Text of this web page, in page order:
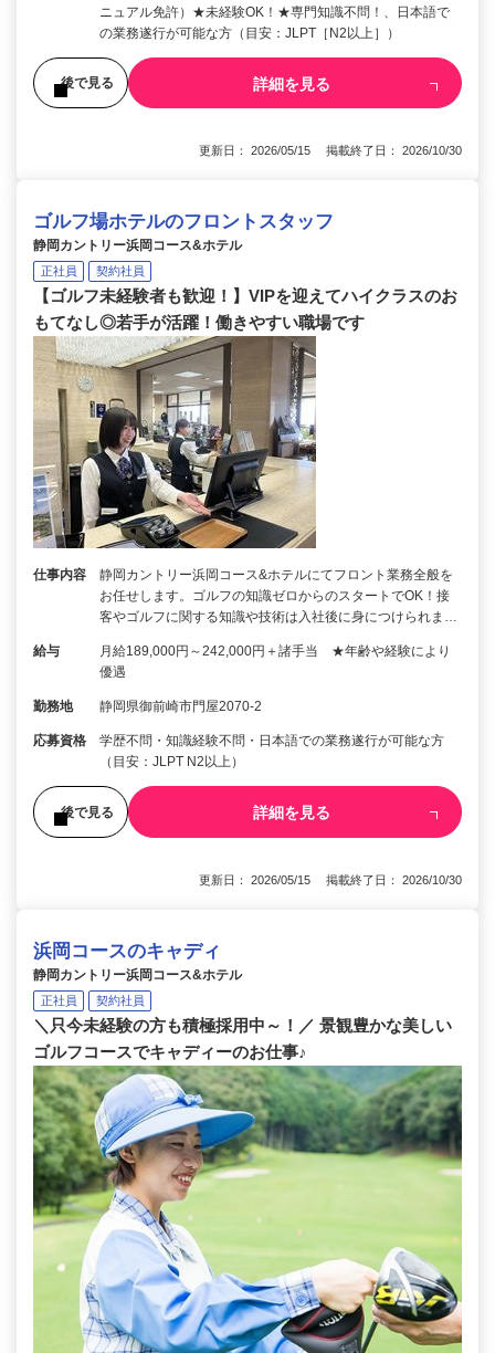
ニュアル免許）★未経験OK！★専門知識不問！、日本語で
の業務遂行が可能な方（目安：JLPT［N2以上］）
後で見る 詳細を見る
更新日： 2026/05/15 掲載終了日： 2026/10/30
ゴルフ場ホテルのフロントスタッフ
静岡カントリー浜岡コース&ホテル
正社員 契約社員
【ゴルフ未経験者も歓迎！】VIPを迎えてハイクラスのお
もてなし◎若手が活躍！働きやすい職場です
仕事内容
静岡カントリー浜岡コース&ホテルにてフロント業務全般を
お任せします。ゴルフの知識ゼロからのスタートでOK！接
客やゴルフに関する知識や技術は入社後に身につけられま…
給与
月給189,000円～242,000円＋諸手当 ★年齢や経験により
優遇
勤務地 静岡県御前崎市門屋2070-2
応募資格
学歴不問・知識経験不問・日本語での業務遂行が可能な方
（目安：JLPT N2以上）
後で見る 詳細を見る
更新日： 2026/05/15 掲載終了日： 2026/10/30
浜岡コースのキャディ
静岡カントリー浜岡コース&ホテル
正社員 契約社員
＼只今未経験の方も積極採用中～！／ 景観豊かな美しい
ゴルフコースでキャディーのお仕事♪